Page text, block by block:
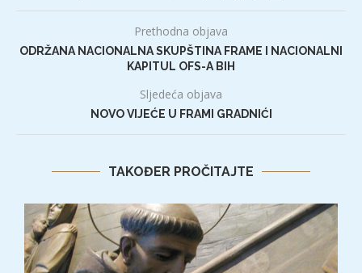
Prethodna objava
ODRŽANA NACIONALNA SKUPŠTINA FRAME I NACIONALNI
KAPITUL OFS-A BIH
Sljedeća objava
NOVO VIJEĆE U FRAMI GRADNIĆI
TAKOĐER PROČITAJTE